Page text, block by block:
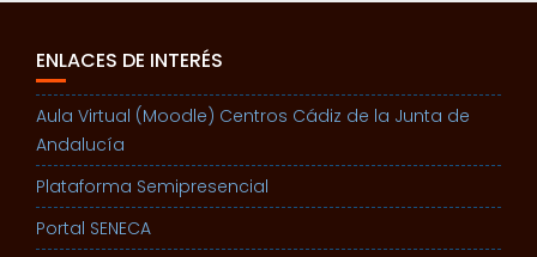
ENLACES DE INTERÉS
Aula Virtual (Moodle) Centros Cádiz de la Junta de
Andalucía
Plataforma Semipresencial
Portal SENECA